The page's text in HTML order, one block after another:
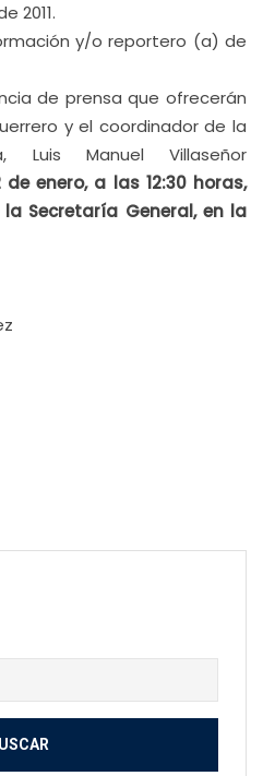
2011.
y/o reportero (a) de
de prensa que ofrecerán
y el coordinador de la
Luis Manuel Villaseñor
de enero, a las 12:30 horas,
Secretaría General, en la